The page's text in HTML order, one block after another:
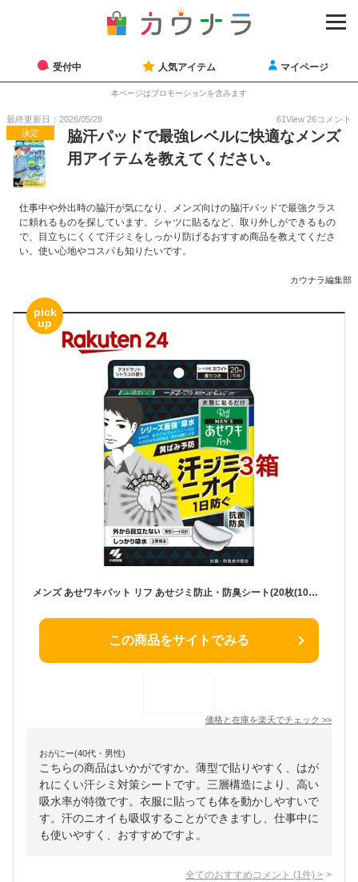
受付中 人気アイテム マイページ
本ページはプロモーションを含みます
最終更新日：2026/05/28 61View 26コメント
決定
脇汗パッドで最強レベルに快適なメンズ
用アイテムを教えてください。
仕事中や外出時の脇汗が気になり、メンズ向けの脇汗パッドで最強クラス
に頼れるものを探しています。シャツに貼るなど、取り外しができるもの
で、目立ちにくくて汗ジミをしっかり防げるおすすめ商品を教えてくださ
い。使い心地やコスパも知りたいです。
カウナラ編集部
pick
up
メンズ あせワキパット リフ あせジミ防止・防臭シート(20枚(10組)入*3箱セット)【あせワキパット】
この商品をサイトでみる
価格と在庫を楽天でチェック >>
おがにー(40代・男性)
こちらの商品はいかがですか。薄型で貼りやすく、はが
れにくい汗シミ対策シートです。三層構造により、高い
吸水率が特徴です。衣服に貼っても体を動かしやすいで
す。汗のニオイも吸収することができますし、仕事中に
も使いやすく、おすすめですよ。
全てのおすすめコメント (1 件) >